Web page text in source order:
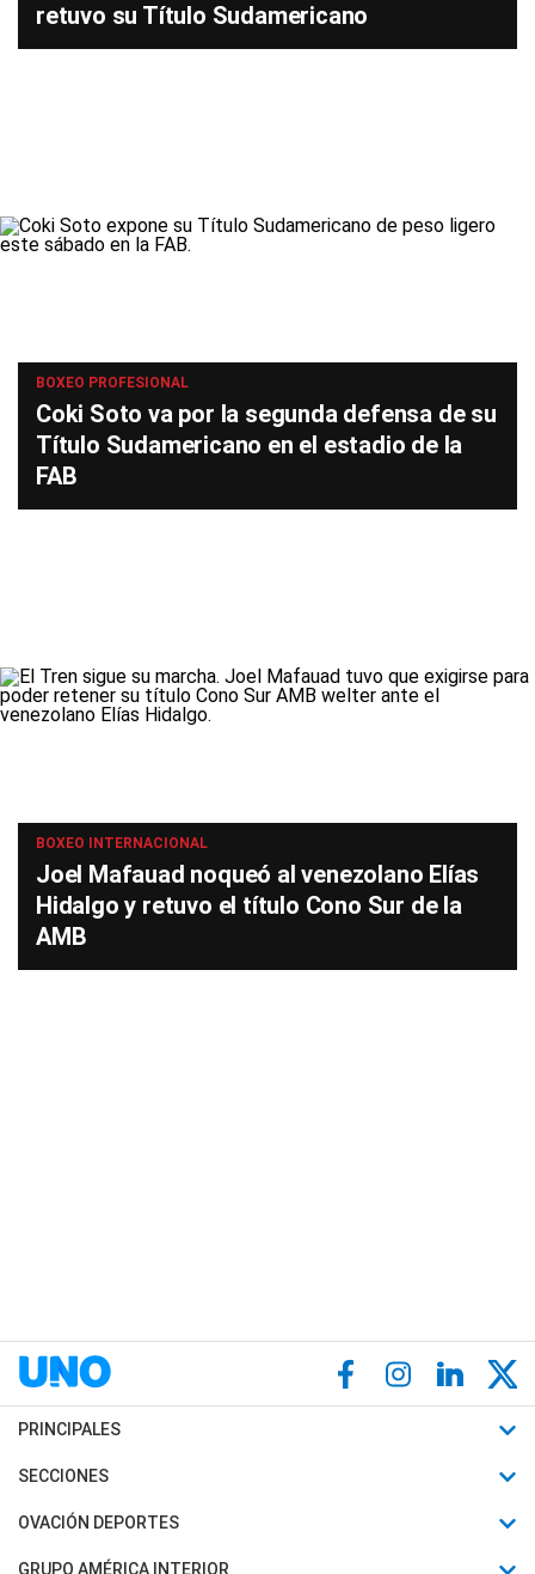
retuvo su Título Sudamericano
BOXEO PROFESIONAL
Coki Soto va por la segunda defensa de su
Título Sudamericano en el estadio de la
FAB
BOXEO INTERNACIONAL
Joel Mafauad noqueó al venezolano Elías
Hidalgo y retuvo el título Cono Sur de la
AMB
PRINCIPALES
Últimas Noticias
Política
SECCIONES
Horóscopo
Motores
OVACIÓN DEPORTES
Fútbol
GRUPO AMÉRICA INTERIOR